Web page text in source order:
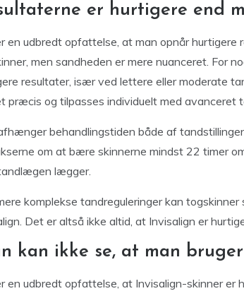
er hurtigere end
en udbredt opfattelse, at man opnår hurtigere
men sandheden er mere nuanceret. For
resultater, især ved lettere eller moderate
præcis og tilpasses individuelt med avanceret
behandlingstiden både af
om at bære skinnerne mindst 22 timer
lægger.
komplekse tandreguleringer kan
Det er altså ikke altid, at Invisalign er
kan ikke se, at man
en udbredt opfattelse, at Invisalign-skinner er